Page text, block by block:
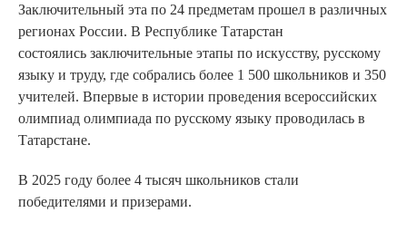
Заключительный эта по 24 предметам прошел в различных
регионах России. В Республике Татарстан
состоялись заключительные этапы по искусству, русскому
языку и труду, где собрались более 1 500 школьников и 350
учителей. Впервые в истории проведения всероссийских
олимпиад олимпиада по русскому языку проводилась в
Татарстане.
В 2025 году более 4 тысяч школьников стали
победителями и призерами.